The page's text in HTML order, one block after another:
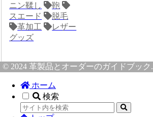
ニン鞣し
鞄
スエード
脱毛
革加工
レザー
グッズ
© 2024 革製品とオーダーのガイドブック.
ホーム
検索